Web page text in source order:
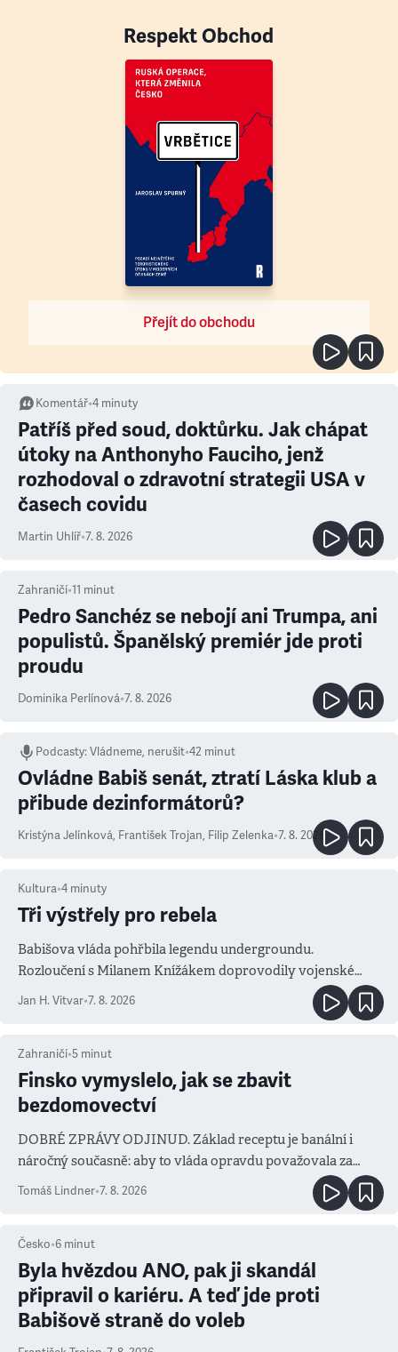
Respekt Obchod
Přejít do obchodu
Komentář•4 minuty
Patříš před soud, doktůrku. Jak chápat
útoky na Anthonyho Fauciho, jenž
rozhodoval o zdravotní strategii USA v
časech covidu
Martin Uhlíř•7. 8. 2026
Zahraničí•11 minut
Pedro Sanchéz se nebojí ani Trumpa, ani
populistů. Španělský premiér jde proti
proudu
Dominika Perlínová•7. 8. 2026
Podcasty:Vládneme, nerušit•42 minut
Ovládne Babiš senát, ztratí Láska klub a
přibude dezinformátorů?
Kristýna Jelínková, František Trojan, Filip Zelenka•7. 8. 2026
Kultura•4 minuty
Tři výstřely pro rebela
Babišova vláda pohřbila legendu undergroundu.
Rozloučení s Milanem Knížákem doprovodily vojenské
salvy i kritika pokrokářů
Jan H. Vitvar•7. 8. 2026
Zahraničí•5 minut
Finsko vymyslelo, jak se zbavit
bezdomovectví
DOBRÉ ZPRÁVY ODJINUD. Základ receptu je banální i
náročný současně: aby to vláda opravdu považovala za
prioritu
Tomáš Lindner•7. 8. 2026
Česko•6 minut
Byla hvězdou ANO, pak ji skandál
připravil o kariéru. A teď jde proti
Babišově straně do voleb